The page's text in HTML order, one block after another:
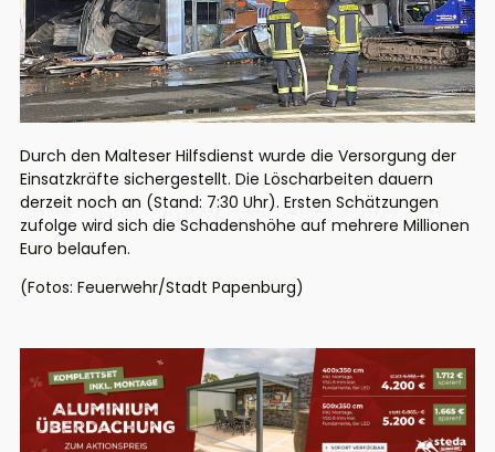
Durch den Malteser Hilfsdienst wurde die Versorgung der
Einsatzkräfte sichergestellt. Die Löscharbeiten dauern
derzeit noch an (Stand: 7:30 Uhr). Ersten Schätzungen
zufolge wird sich die Schadenshöhe auf mehrere Millionen
Euro belaufen.
(Fotos: Feuerwehr/Stadt Papenburg)